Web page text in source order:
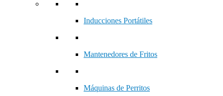
Inducciones Portátiles
Mantenedores de Fritos
Máquinas de Perritos